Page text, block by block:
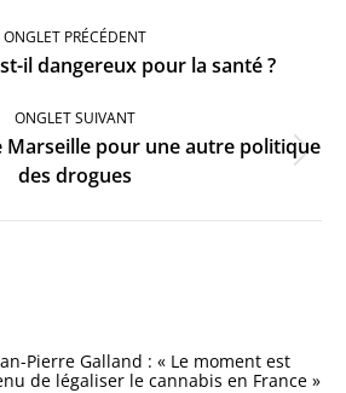
ONGLET PRÉCÉDENT
Onglet
précédent
il dangereux pour la santé ?
ONGLET SUIVANT
Onglet
suivant
Marseille pour une autre politique
des drogues
Pierre Galland : « Le moment est
de légaliser le cannabis en France »